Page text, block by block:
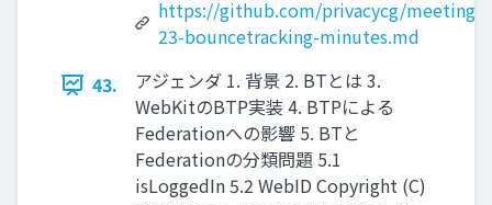
https://github.com/privacycg/
23-bouncetracking-minutes.md
43.
アジェンダ 1. 背景 2. BTとは 3.
WebKitのBTP実装 4. BTPによる
Federationへの影響 5. BTと
Federationの分類問題 5.1
isLoggedIn 5.2 WebID Copyright (C)